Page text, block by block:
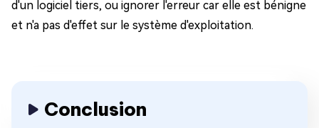
d'un logiciel tiers, ou ignorer l'erreur car elle est bénigne
et n'a pas d'effet sur le système d'exploitation.
Conclusion